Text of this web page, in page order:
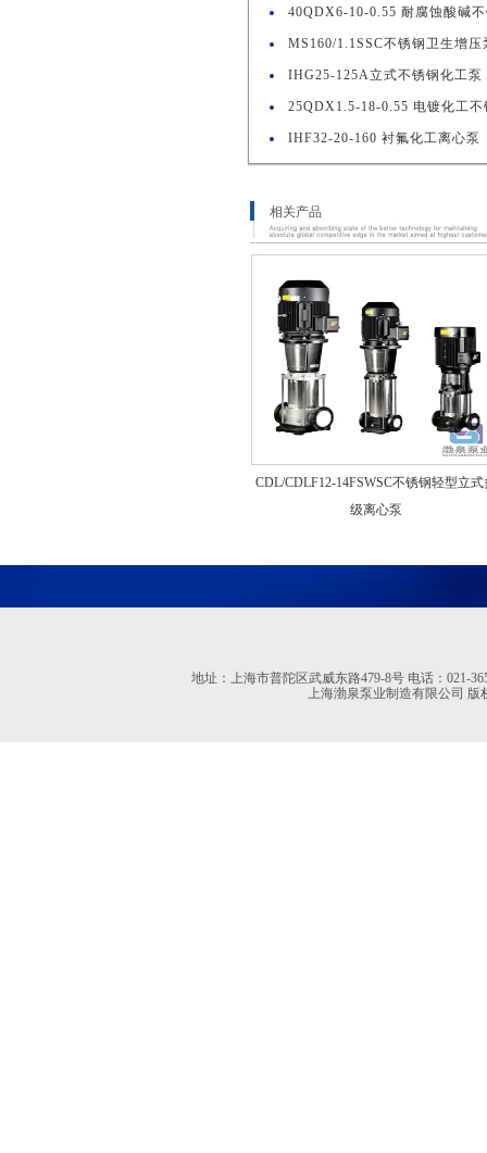
40QDX6-10-0.55 耐腐蚀酸碱
MS160/1.1SSC不锈钢卫生增压
IHG25-125A立式不锈钢化工泵
25QDX1.5-18-0.55 电镀化工不
IHF32-20-160 衬氟化工离心泵
相关产品
CDL/CDLF12-14FSWSC不锈钢轻型立式
级离心泵
地址：上海市普陀区武威东路479-8号 电话：021-
上海渤泉泵业制造有限公司 版